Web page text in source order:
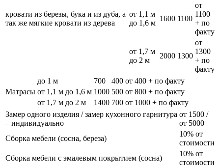
кровати из березы, бука и из дуба, а
так же мягкие кровати из дерева
от 1,1 м
до 1,6 м
1600 1100
от
1100
+ по
факту
от 1,7 м
до 2 м
2000 1300
от
1300
+ по
факту
Матрасы
до 1 м 700 400 от 400 + по факту
от 1,1 м до 1,6 м 1000 500 от 800 + по факту
от 1,7 м до 2 м
1400 700 от 1000 + по факту
Замер одного изделия / замер кухонного гарнитура
– индивидуально
от 1500 /
от 5000
Сборка мебели (сосна, береза)
10% от
стоимости
Сборка мебели с эмалевым покрытием (сосна)
10% от
стоимости